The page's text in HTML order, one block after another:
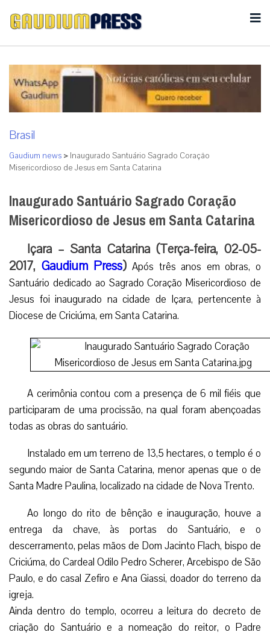
Brasil
Gaudium news > Inaugurado Santuário Sagrado Coração
Misericordioso de Jesus em Santa Catarina
Inaugurado Santuário Sagrado Coração
Misericordioso de Jesus em Santa Catarina
Içara – Santa Catarina (Terça-feira, 02-05-
2017, Gaudium Press) Após três anos em obras, o
Santuário dedicado ao Sagrado Coração Misericordioso de
Jesus foi inaugurado na cidade de Içara, pertencente à
Diocese de Criciúma, em Santa Catarina.
A cerimônia contou com a presença de 6 mil fiéis que
participaram de uma procissão, na qual foram abençoadas
todas as obras do santuário.
Instalado em um terreno de 13,5 hectares, o templo é o
segundo maior de Santa Catarina, menor apenas que o de
Santa Madre Paulina, localizado na cidade de Nova Trento.
Ao longo do rito de bênção e inauguração, houve a
entrega da chave, às portas do Santuário, e o
descerramento, pelas mãos de Dom Jacinto Flach, bispo de
Criciúma, do Cardeal Odilo Pedro Scherer, Arcebispo de São
Paulo, e do casal Zefiro e Ana Giassi, doador do terreno da
igreja.
Ainda dentro do templo, ocorreu a leitura do decreto de
criação do Santuário e a nomeação do reitor, o Padre